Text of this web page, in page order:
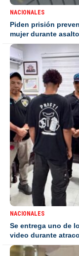
NACIONALES
Piden prisión
mujer durante
NACIONALES
Se entrega uno de
video durante